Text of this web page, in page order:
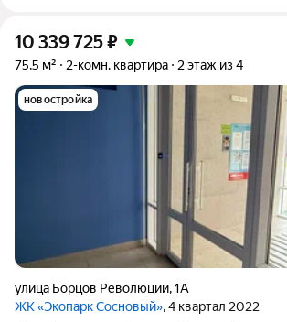
10 339 725₽
75,5 м² 2-комн. квартира 2 этаж из 4
новостройка
улица Борцов Революции,1А
ЖК «Экопарк Сосновый», 4 квартал 2022